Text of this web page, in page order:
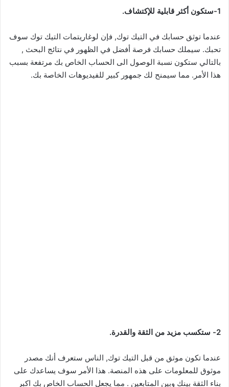
1-ستكون أكثر قابلية للإكتشاف.
عندما توثق حسابك في التيك توك, فإن لوغاريتمات التيك توك سوف
تحبك. سيملك حسابك فرصة أفضل في الظهور في نتائج البحث ,
بالتالي ستكون نسبة الوصول الى الحساب الخاص بك مرتفعة بسبب
هذا الأمر. مما سيمنح لك جمهور كبير للفيديوهات الخاصة بك.
2- ستكسب مزيد من الثقة والقدرة.
عندما تكون موثق من قبل التيك توك, الناس ستعرف أنك مصدر
موثوق للمعلومات على هذه المنصة. هذا الأمر سوف يساعدك على
بناء الثقة بينك وبين المتابعين . مما يجعل الحساب الخاص بك اكبر